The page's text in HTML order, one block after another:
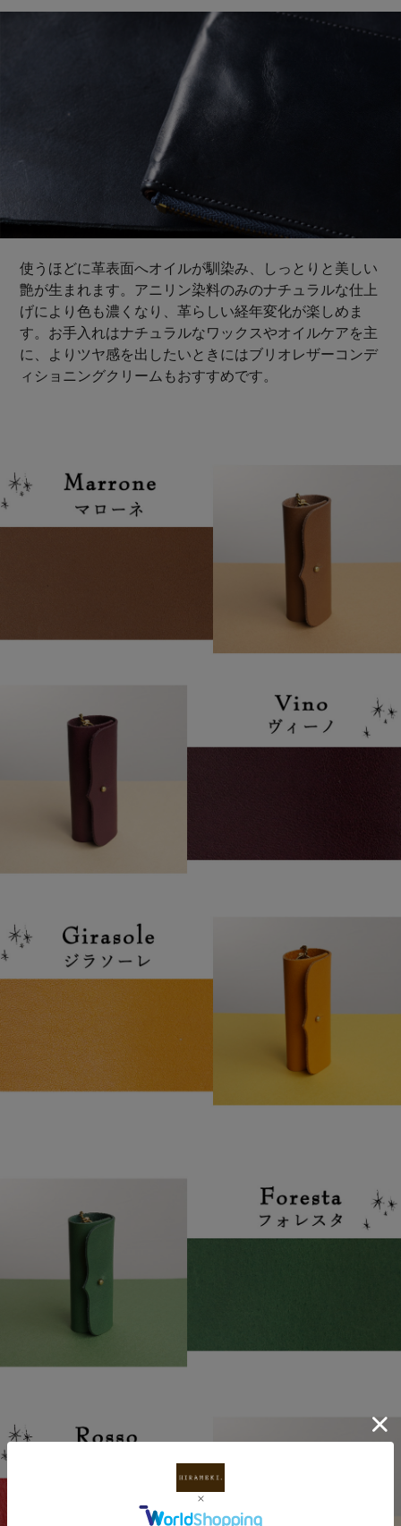
使うほどに革表面へオイルが馴染み、しっとりと美しい
艶が生まれます。アニリン染料のみのナチュラルな仕上
げにより色も濃くなり、革らしい経年変化が楽しめま
す。お手入れはナチュラルなワックスやオイルケアを主
に、よりツヤ感を出したいときにはブリオレザーコンデ
ィショニングクリームもおすすめです。